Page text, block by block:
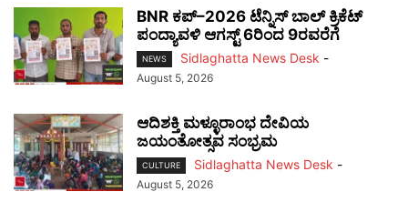
BNR ಕಪ್–2026 ಟೆನ್ನಿಸ್ ಬಾಲ್ ಕ್ರಿಕೆಟ್
ಪಂದ್ಯಾವಳಿ ಆಗಸ್ಟ್ 6ರಿಂದ 9ರವರೆಗೆ
NEWS Sidlaghatta News Desk -
August 5, 2026
ಆದಿಶಕ್ತಿ ಮಳ್ಳೂರಾಂಭ ದೇವಿಯ
ಜಯಂತೋತ್ಸವ ಸಂಭ್ರಮ
CULTURE Sidlaghatta News Desk -
August 5, 2026